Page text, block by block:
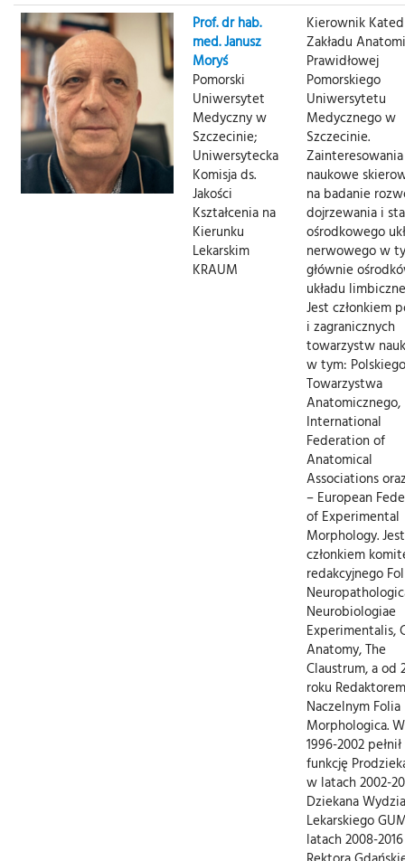
Prof. dr hab.
med. Janusz
Moryś
Pomorski
Uniwersytet
Medyczny w
Szczecinie;
Uniwersytecka
Komisja ds.
Jakości
Kształcenia na
Kierunku
Lekarskim
KRAUM
Kierownik
Zakładu
Prawidłowej
Pomorskiego
Uniwersytetu
Medycznego w
Szczecinie.
Zainteresowania
naukowe
na badanie
dojrzewania i
ośrodkowego
nerwowego w
głównie
układu
Jest członkiem
i zagranicznych
towarzystw
w tym: Polskiego
Towarzystwa
Anatomicznego,
International
Federation of
Anatomical
Associations
– European
of Experimental
Morphology. Jest
członkiem
redakcyjnego
Neurobiologiae
Experimentalis,
Anatomy, The
Claustrum, a od
roku Redaktorem
Naczelnym Folia
Morphologica.
1996-2002 pełnił
funkcję
w latach 2002-
Dziekana
Lekarskiego
latach 2008-